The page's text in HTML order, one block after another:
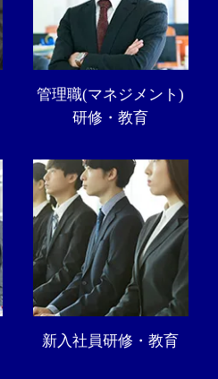
管理職(マネジメント)
研修・教育
新入社員研修・教育